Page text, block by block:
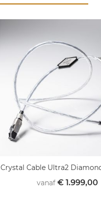
Crystal Cable Ultra2
vanaf € 1.999,00